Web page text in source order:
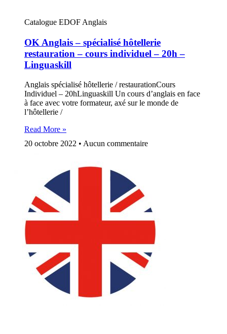
Catalogue EDOF Anglais
OK Anglais – spécialisé hôtellerie
restauration – cours individuel – 20h –
Linguaskill
Anglais spécialisé hôtellerie / restaurationCours
Individuel – 20hLinguaskill Un cours d’anglais en face
à face avec votre formateur, axé sur le monde de
l’hôtellerie /
Read More »
20 octobre 2022
Aucun commentaire